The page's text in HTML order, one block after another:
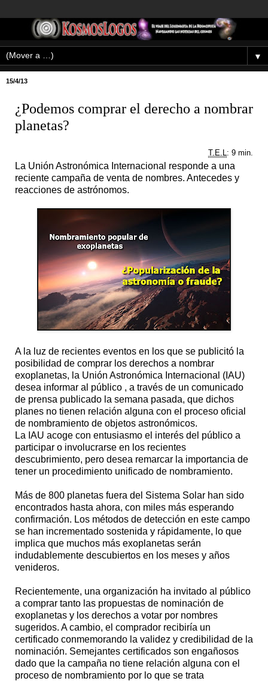
▼
15/4/13
¿Podemos comprar el derecho a nombrar
planetas?
T.E.L : 9 min.
La Unión Astronómica Internacional responde a una
reciente campaña de venta de nombres. Antecedes y
reacciones de astrónomos.
A la luz de recientes eventos en los que se publicitó la
posibilidad de comprar los derechos a nombrar
exoplanetas, la Unión Astronómica Internacional (IAU)
desea informar al público , a través de un comunicado
de prensa publicado la semana pasada, que dichos
planes no tienen relación alguna con el proceso oficial
de nombramiento de objetos astronómicos.
La IAU acoge con entusiasmo el interés del público a
participar o involucrarse en los recientes
descubrimiento, pero desea remarcar la importancia de
tener un procedimiento unificado de nombramiento.
Más de 800 planetas fuera del Sistema Solar han sido
encontrados hasta ahora, con miles más esperando
confirmación. Los métodos de detección en este campo
se han incrementado sostenida y rápidamente, lo que
implica que muchos más exoplanetas serán
indudablemente descubiertos en los meses y años
venideros.
Recientemente, una organización ha invitado al público
a comprar tanto las propuestas de nominación de
exoplanetas y los derechos a votar por nombres
sugeridos. A cambio, el comprador recibiría un
certificado conmemorando la validez y credibilidad de la
nominación. Semejantes certificados son engañosos
dado que la campaña no tiene relación alguna con el
proceso de nombramiento por lo que se trata